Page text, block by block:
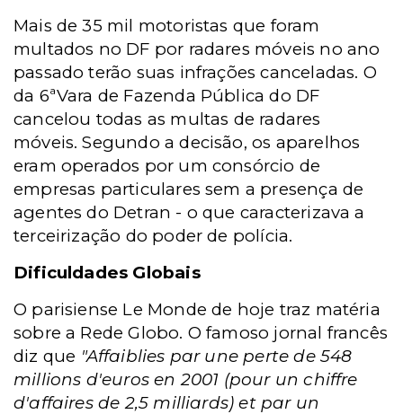
Mais de 35 mil motoristas que foram
multados no DF por radares móveis no ano
passado terão suas infrações canceladas. O
da 6ªVara de Fazenda Pública do DF
cancelou todas as multas de radares
móveis. Segundo a decisão, os aparelhos
eram operados por um consórcio de
empresas particulares sem a presença de
agentes do Detran - o que caracterizava a
terceirização do poder de polícia.
Dificuldades Globais
O parisiense Le Monde de hoje traz matéria
sobre a Rede Globo. O famoso jornal francês
diz que "Affaiblies par une perte de 548
millions d'euros en 2001 (pour un chiffre
d'affaires de 2,5 milliards) et par un